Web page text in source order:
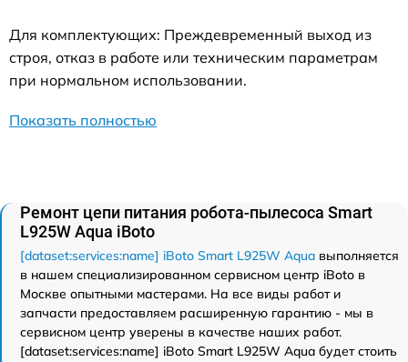
Для комплектующих: Преждевременный выход из
строя, отказ в работе или техническим параметрам
при нормальном использовании.
Показать полностью
Ремонт цепи питания робота-пылесоса Smart
L925W Aqua iBoto
[dataset:services:name] iBoto Smart L925W Aqua выполняется
в нашем специализированном сервисном центр iBoto в
Москве опытными мастерами. На все виды работ и
запчасти предоставляем расширенную гарантию - мы в
сервисном центр уверены в качестве наших работ.
[dataset:services:name] iBoto Smart L925W Aqua будет стоить